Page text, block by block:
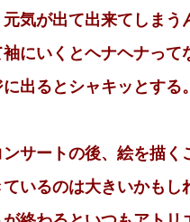
元気が出て出来てしまう
にいくとヘナヘナって
に出るとシャキッとする
ンサートの後、絵を描く
ているのは大きいかもし